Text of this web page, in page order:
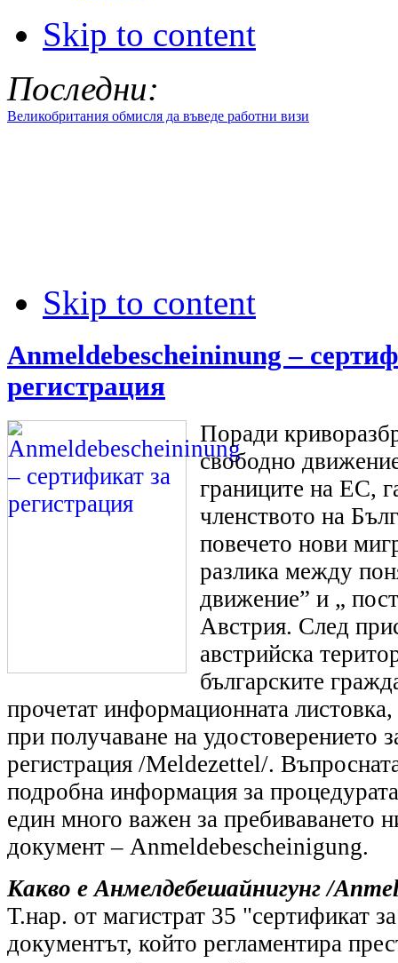
Skip to content
Последни:
Великобритания обмисля да въведе работни визи
Skip to content
Anmeldebescheininung –
регистрация
Поради
свободно
границите на ЕС,
членството на
повечето нови
разлика между
движение” и „
Австрия. След
австрийска
българските
прочетат информационната
при получаване на удостоверението
регистрация /Meldezettel/.
подробна информация за
един много важен за пребиваването
документ – Anmeldebescheinigung.
Какво е Анмелдебешайнигунг /
Т.нар. от магистрат 35 "сертификат
документът, който регламентира